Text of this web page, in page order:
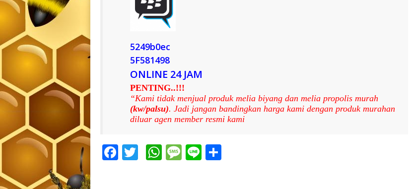
5249b0ec
5F581498
ONLINE 24 JAM
PENTING..!!!
“Kami tidak menjual produk melia biyang dan melia propolis murah
(kw/palsu). Jadi jangan bandingkan harga kami dengan produk murahan
diluar agen member resmi kami
Facebook
TwitterWhatsApp
Message
Line